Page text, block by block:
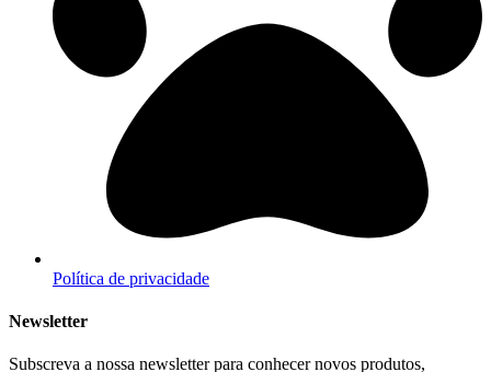
Política de privacidade
Newsletter
Subscreva a nossa newsletter para conhecer novos produtos,